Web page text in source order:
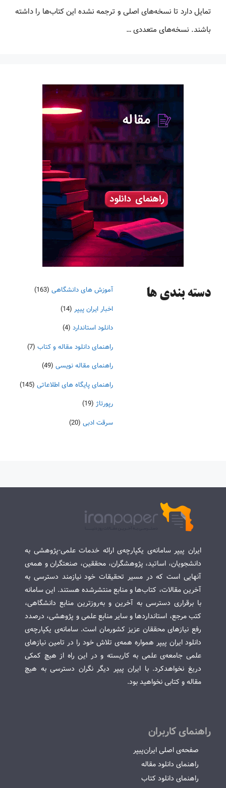
تمایل دارد تا نسخه‌های اصلی و ترجمه نشده این کتاب‌ها را داشته
باشند. نسخه‌های متعددی …
دسته‌ بندی ها آموزش های دانشگاهی (163)
اخبار ایران پیپر (14)
دانلود استاندارد (4)
راهنمای دانلود مقاله و کتاب (7)
راهنمای مقاله نویسی (49)
راهنمای پایگاه های اطلاعاتی (145)
رپورتاژ (19)
سرقت ادبی (20)
ایران پیپر سامانه‌ی یکپارچه‌ی ارائه خدمات علمی-پژوهشی به
دانشجویان، اساتید، پژوهشگران، محققین، صنعتگران و همه‌ی
آنهایی است که در مسیر تحقیقات خود نیازمند دسترسی به
آخرین مقالات، کتاب‌ها و منابع منتشرشده هستند. این سامانه
با برقراری دسترسی به آخرین و به‌روزترین منابع دانشگاهی،
کتب مرجع، استانداردها و سایر منابع علمی و پژوهشی، درصدد
رفع نیازهای محققان عزیز کشورمان است. سامانه‌ی یکپارچه‌ی
دانلود ایران پیپر همواره همه‌ی تلاش خود را در تامین نیازهای
علمی جامعه‌ی علمی به کاربسته و در این راه از هیچ کمکی
دریغ نخواهدکرد. با ایران پیپر دیگر نگران دسترسی به هیچ
مقاله و کتابی نخواهید بود.
راهنمای کاربران
صفحه‌ی اصلی ایران‌پیپر
راهنمای دانلود مقاله
راهنمای دانلود کتاب